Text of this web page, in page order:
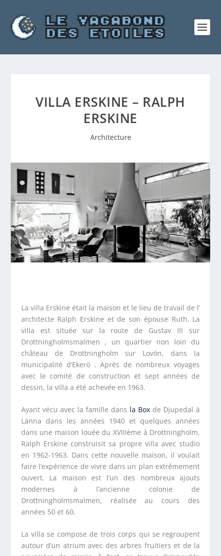
VILLA ERSKINE – RALPH
ERSKINE
Architecture
La villa Erskine était la maison et le lieu de travail de l’
architecte Ralph Erskine et de son épouse Ruth. La
villa est située sur la route de Gustav III sur
Drottningholmsmalmen , un quartier non loin du
château de Drottningholm sur Lovön, dans la
municipalité d’Ekerö . Après de nombreux voyages
avec le comité de construction et sept années de
dessin, la villa a été achevée en 1963.
Ayant vécu avec la famille dans la Box de Djupedal à
Länna dans les années 1940 et quelques années
dans une maison louée du XVIIIème à Drottningholm,
Ralph Erskine construisit sa propre villa avec studio
en 1962-1963. Dans cette nouvelle maison, il voulait
faire l’expérience de vivre dans un plan extrêmement
ouvert. La maison est l’un des nombreux ajouts
modernes à l’ancienne colonie de
Drottningholmsmalmen, réalisée au cours des
années 50 et 60.
La villa se compose de trois corps qui se regroupent
autour d’un atrium avec des arbres fruitiers et de la